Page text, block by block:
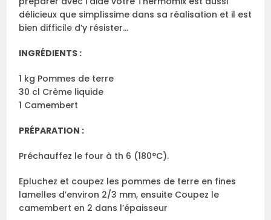
délicieux que simplissime dans sa réalisation et il est
bien difficile d’y résister…
INGRÉDIENTS :
1 kg Pommes de terre
30 cl Crème liquide
1 Camembert
PRÉPARATION :
Préchauffez le four à th 6 (180°C).
Epluchez et coupez les pommes de terre en fines
lamelles d’environ 2/3 mm, ensuite Coupez le
camembert en 2 dans l’épaisseur